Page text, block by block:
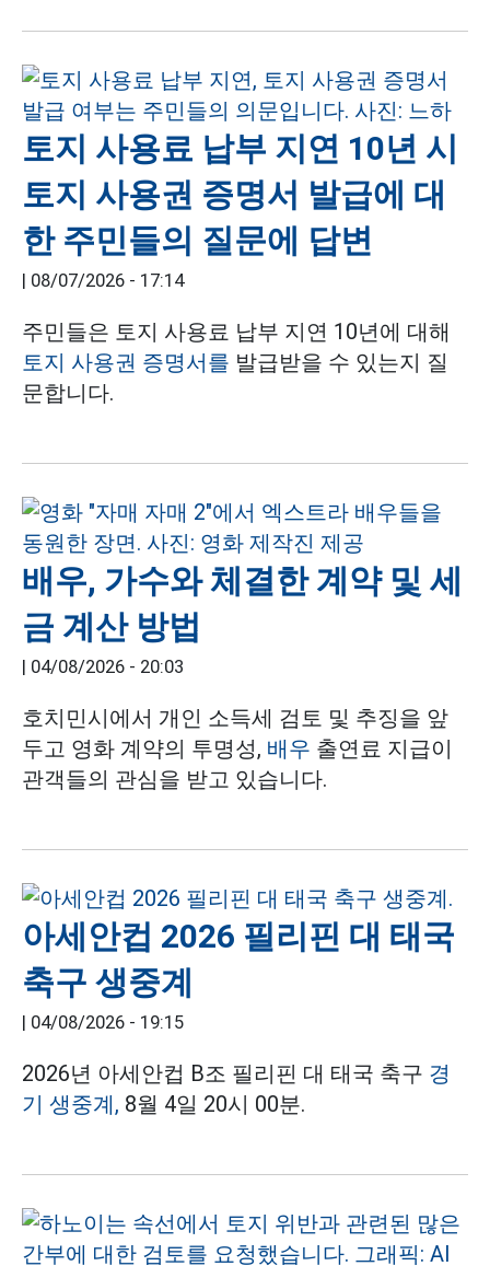
토지 사용료 납부 지연 10년 시
토지 사용권 증명서 발급에 대
한 주민들의 질문에 답변
| 08/07/2026 - 17:14
주민들은 토지 사용료 납부 지연 10년에 대해
토지 사용권 증명서를 발급받을 수 있는지 질
문합니다.
배우, 가수와 체결한 계약 및 세
금 계산 방법
| 04/08/2026 - 20:03
호치민시에서 개인 소득세 검토 및 추징을 앞
두고 영화 계약의 투명성, 배우 출연료 지급이
관객들의 관심을 받고 있습니다.
아세안컵 2026 필리핀 대 태국
축구 생중계
| 04/08/2026 - 19:15
2026년 아세안컵 B조 필리핀 대 태국 축구 경
기 생중계, 8월 4일 20시 00분.